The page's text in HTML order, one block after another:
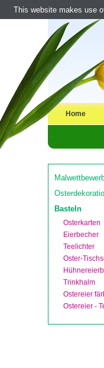
Home
Basteln
Osterkarten
Eierbecher
Teelichter
Oster-
Trinkhalm
Ostereier
Ostereier -
This website makes use